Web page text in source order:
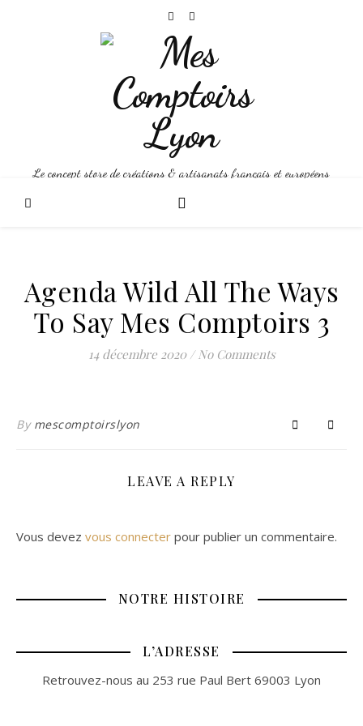
Le concept store de créations & artisanats français et européens
Agenda Wild All The Ways
To Say Mes Comptoirs 3
14 décembre 2020 / No Comments
By mescomptoirslyon
LEAVE A REPLY
Vous devez vous connecter pour publier un commentaire.
NOTRE HISTOIRE
L’ADRESSE
Retrouvez-nous au 253 rue Paul Bert 69003 Lyon